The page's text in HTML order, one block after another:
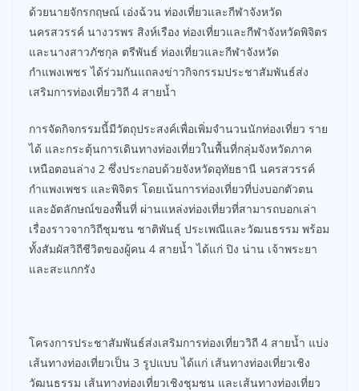
ด้วยนายจักรกฤษณ์ เอ่งฉ้วน ท่องเที่ยวและกีฬาจังหวัด
นครสวรรค์ นางวรพร สิงห์เรือง ท่องเที่ยวและกีฬาจังหวัดพิจิตร
และนางสาวภัชกุล ตรีพันธ์ ท่องเที่ยวและกีฬาจังหวัด
กำแพงเพชร ได้ร่วมกันแถลงข่าวกิจกรรมประชาสัมพันธ์ส่ง
เสริมการท่องเที่ยววิถี 4 สายน้ำ
การจัดกิจกรรมนี้มีวัตถุประสงค์เพื่อเพิ่มจำนวนนักท่องเที่ยว ราย
ได้ และกระตุ้นการเดินทางท่องเที่ยวในพื้นที่กลุ่มจังหวัดภาค
เหนือตอนล่าง 2 ซึ่งประกอบด้วยจังหวัดอุทัยธานี นครสวรรค์
กำแพงเพชร และพิจิตร โดยเน้นการท่องเที่ยวที่บ่งบอกตัวตน
และอัตลักษณ์ของพื้นที่ ผ่านแหล่งท่องเที่ยวที่สามารถบอกเล่า
เรื่องราวจากวิถีชุมชน ชาติพันธุ์ ประเพณีและวัฒนธรรม พร้อม
ทั้งสัมผัสวิถีชีวิตของผู้คน 4 สายน้ำ ได้แก่ ปิง น่าน เจ้าพระยา
และสะแกกรัง
โครงการประชาสัมพันธ์ส่งเสริมการท่องเที่ยววิถี 4 สายน้ำ แบ่ง
เส้นทางท่องเที่ยวเป็น 3 รูปแบบ ได้แก่ เส้นทางท่องเที่ยวเชิง
วัฒนธรรม เส้นทางท่องเที่ยวเชิงชุมชน และเส้นทางท่องเที่ยว